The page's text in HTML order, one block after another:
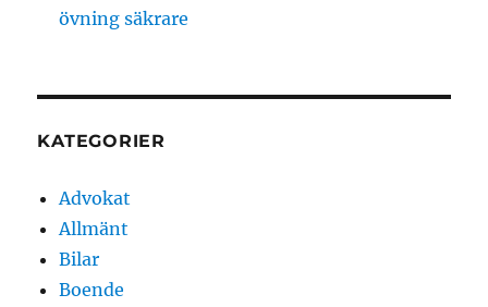
övning säkrare
KATEGORIER
Advokat
Allmänt
Bilar
Boende